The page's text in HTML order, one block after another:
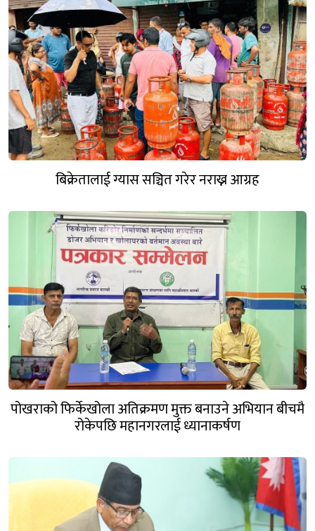
बिक्रेतालाई ग्यास सञ्चित गरेर नराख्न आग्रह
पोखराको फिर्केखोला अतिक्रमण मुक्त बनाउने अभियान बीचमै
रोकेपछि महानगरलाई ध्यानाकर्षण